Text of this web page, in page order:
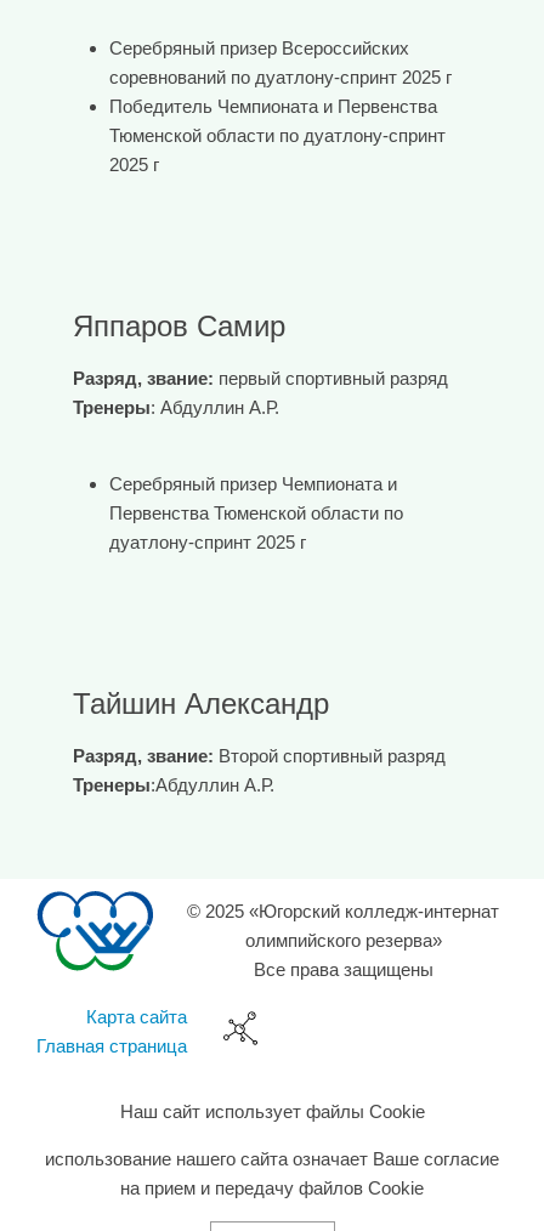
Серебряный призер Всероссийских
соревнований по дуатлону-спринт 2025 г
Победитель Чемпионата и Первенства
Тюменской области по дуатлону-спринт
2025 г
Яппаров Самир
Разряд, звание: первый спортивный разряд
Тренеры: Абдуллин А.Р.
Серебряный призер Чемпионата и
Первенства Тюменской области по
дуатлону-спринт 2025 г
Тайшин Александр
Разряд, звание: Второй спортивный разряд
Тренеры:Абдуллин А.Р.
© 2025 «Югорский колледж-интернат
олимпийского резерва»
Все права защищены
Карта сайта
Главная страница
Наш сайт использует файлы Cookie
использование нашего сайта означает Ваше согласие
на прием и передачу файлов Cookie